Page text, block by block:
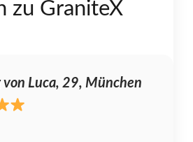
zu GraniteX
Luca, 29, München